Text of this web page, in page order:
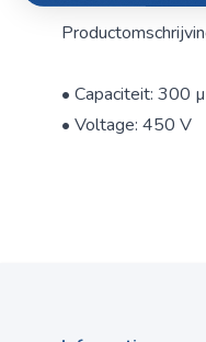
• Capaciteit: 300
• Voltage: 450 V